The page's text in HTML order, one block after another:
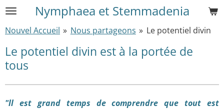
Passer
contenu
principal
Nymphaea et Stemmadenia
Nouvel Accueil » Nous partageons » Le potentiel divin
Le potentiel divin est à la portée de
tous
"ll est grand temps de comprendre que tout est